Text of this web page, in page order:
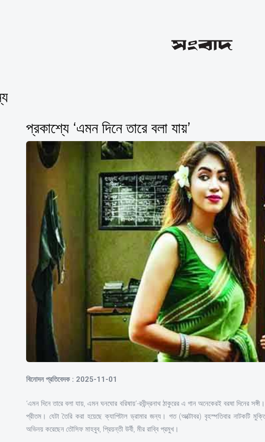
প্রকাশ্যে ‘এমন দিনে তারে বলা যায়’
বিনোদন প্রতিবেদক : 2025-11-01
‘এমন দিনে তারে বলা যায়, এমন ঘনঘোর বরিষায়’-রবীন্দ্রনাথ ঠাকুরের এ গান অনেকেরই বরষা দিনের
প্রীতম। যেটা তৈরি করা হয়েছে ক্যাপিটাল ড্রামার জন্য। গত (অক্টোবর) বৃহস্পতিবার নাটকটি
অভিনয় করেছেন তৌসিফ মাহবুব, প্রিয়ন্তী উর্বী, মীর রাব্বি প্রমুখ।